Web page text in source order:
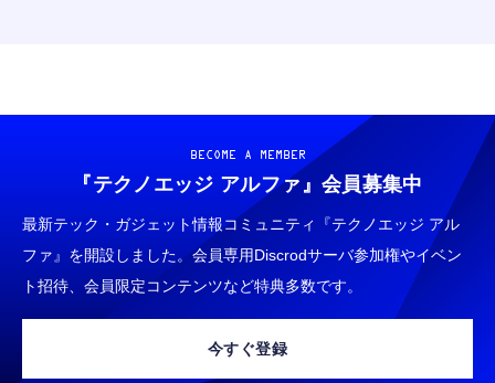
BECOME A MEMBER
『テクノエッジ アルファ』 会員募集中
最新テック・ガジェット情報コミュニティ『テクノエッジ アル
ファ』を開設しました。会員専用Discrodサーバ参加権やイベン
ト招待、会員限定コンテンツなど特典多数です。
今すぐ登録